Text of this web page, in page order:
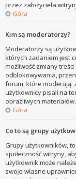
przez założyciela
Góra
Kim są moderatorzy?
Moderatorzy są
których zadaniem jest
możliwość zmiany
odblokowywania,
forum, które moderują.
użytkownicy pisali na
obraźliwych materiałów.
Góra
Co to są grupy
Grupy użytkowników,
społeczność witryny,
użytkownik może
swoje własne